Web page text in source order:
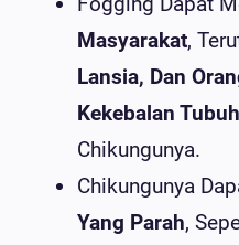
Masyarakat,
Lansia, Dan
Kekebalan
Chikungunya.
Chikungunya
Yang Parah,